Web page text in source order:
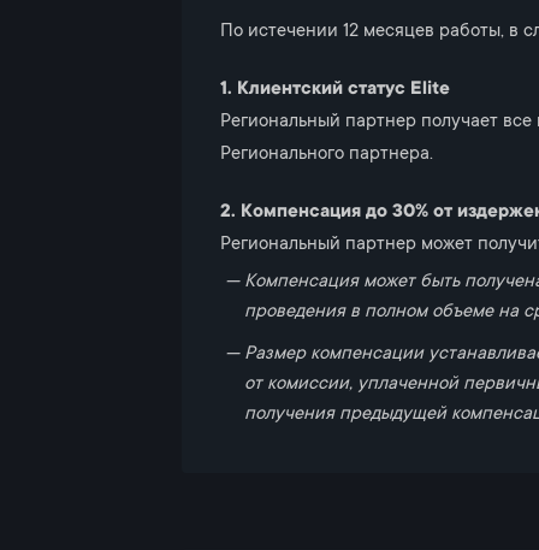
По истечении 12 месяцев работы, в
1. Клиентский статус Elite
Региональный партнер получает
Регионального партнера.
2. Компенсация до 30% от
Региональный партнер может
Компенсация может быть
проведения в полном объеме на
Размер компенсации
от комиссии, уплаченной
получения предыдущей